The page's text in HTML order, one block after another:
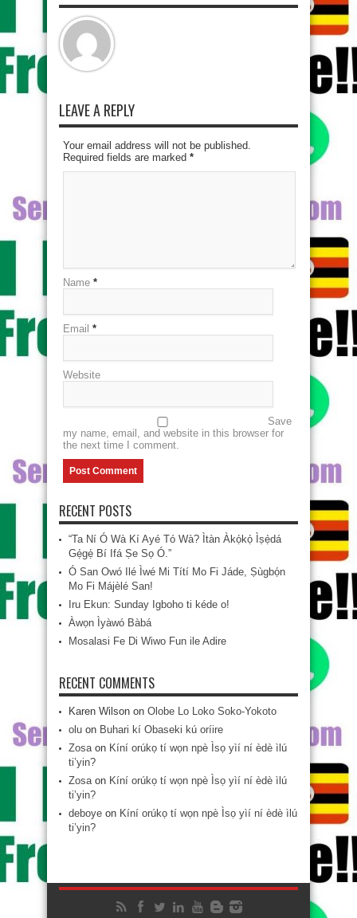
LEAVE A REPLY
Your email address will not be published.
Required fields are marked *
Name *
Email *
Website
Save
my name, email, and website in this browser for
the next time I comment.
RECENT POSTS
“Ta Ní Ó Wà Kí Ayé Tó Wà? Ìtàn Àkọ́kọ́ Ìṣẹ̀dá
Gẹ́gẹ́ Bí Ifá Ṣe Sọ Ó.”
Ó San Owó Ilé Ìwé Mi Títí Mo Fi Jáde, Ṣùgbọ́n
Mo Fi Májèlé San!
Iru Ekun: Sunday Igboho ti kéde o!
Àwọn Ìyàwó Bàbá
Mosalasi Fe Di Wiwo Fun ile Adire
RECENT COMMENTS
Karen Wilson on Olobe Lo Loko Soko-Yokoto
olu on Buhari kí Obaseki kú oríire
Zosaon Kíní orúkọ tí wọn npè Ìsọ yìí ní èdè ìlú
ti’yin?
Zosaon Kíní orúkọ tí wọn npè Ìsọ yìí ní èdè ìlú
ti’yin?
deboye on Kíní orúkọ tí wọn npè Ìsọ yìí ní èdè ìlú
ti’yin?